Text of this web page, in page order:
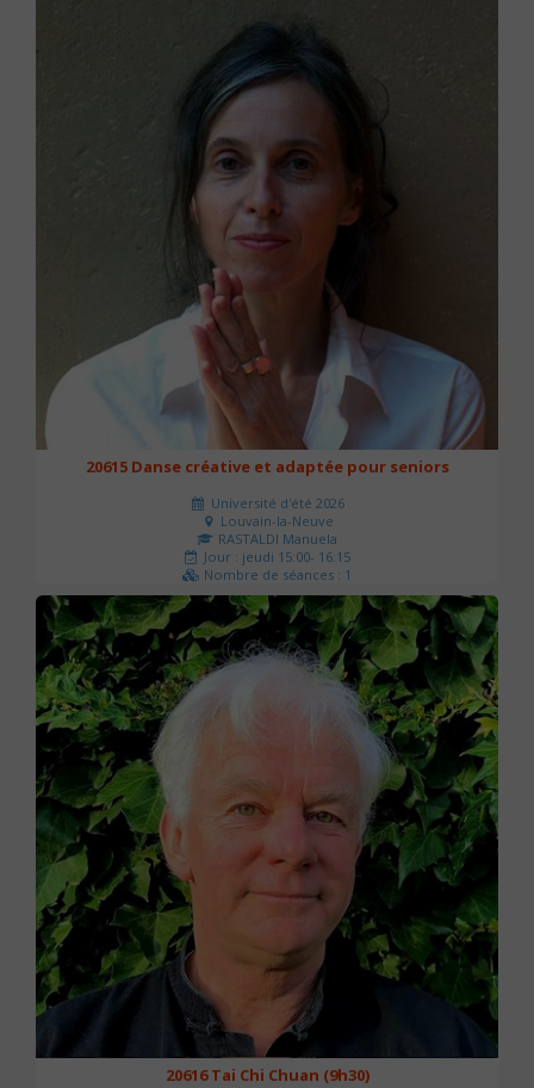
20615 Danse créative et adaptée pour seniors
Université d'été 2026
Louvain-la-Neuve
RASTALDI Manuela
Jour : jeudi 15:00- 16:15
Nombre de séances : 1
0 €
20616 Tai Chi Chuan (9h30)